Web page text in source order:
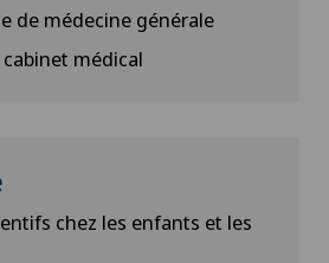
de médecine générale
médical
chez les enfants et les